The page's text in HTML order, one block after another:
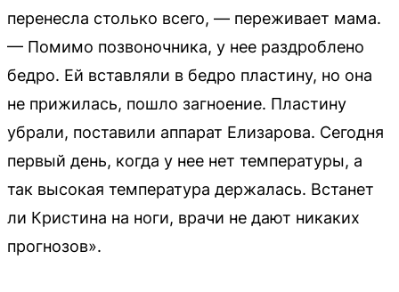
перенесла столько всего, — переживает мама.
— Помимо позвоночника, у нее раздроблено
бедро. Ей вставляли в бедро пластину, но она
не прижилась, пошло загноение. Пластину
убрали, поставили аппарат Елизарова. Сегодня
первый день, когда у нее нет температуры, а
так высокая температура держалась. Встанет
ли Кристина на ноги, врачи не дают никаких
прогнозов».